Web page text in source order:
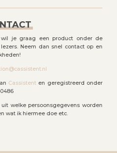
je graag een product onder de
Neem dan snel contact op en
Cassistent en geregistreerd onder
welke persoonsgegevens worden
wat ik hiermee doe etc.